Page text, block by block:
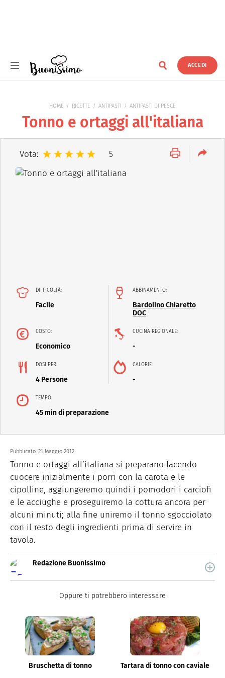
ACCEDI
HOME RICETTE ANTIPASTI ANTIPASTI DI PESCE
Tonno e ortaggi all'italiana
Vota: 5
DIFFICOLTÀ:
Facile
ABBINAMENTO:
Bardolino Chiaretto
DOC
COSTO:
Economico
CUCINA REGIONALE:
-
DOSI PER:
4 Persone
CALORIE:
-
TEMPO:
45 min di preparazione
Pubblicato: 21 Maggio 2012
Tonno e ortaggi all’italiana si preparano facendo
cuocere inizialmente i porri con la carota e le
cipolline, aggiungeremo quindi i pomodori i carciofi
e le acciughe e proseguiremo la cottura ancora per
alcuni minuti; alla fine uniremo il tonno sgocciolato
con il resto degli ingredienti prima di servire in
tavola.
Redazione Buonissimo
quale trovi idee veloci, facili e spiegate passo passo.
Oppure ti potrebbero interessare
Bruschetta di tonno Tartara di tonno con caviale